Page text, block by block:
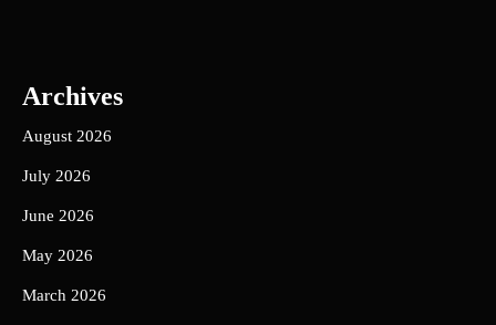
Archives
August 2026
July 2026
June 2026
May 2026
March 2026